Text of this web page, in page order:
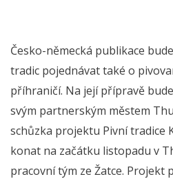
Česko-německá publikace
tradic pojednávat také o
příhraničí. Na její přípravě
svým partnerským městem
schůzka projektu Pivní tradice
konat na začátku listopadu v
pracovní tým ze Žatce. Projekt